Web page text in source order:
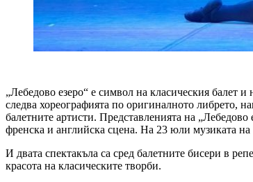
„Лебедово езеро“ е символ на класическия балет
следва хореографията по оригиналното либрето,
балетните артисти. Представленията на
френска и английска сцена. На 23 юли музиката
И двата спектакъла са сред балетните бисери в
красота на класическите творби.